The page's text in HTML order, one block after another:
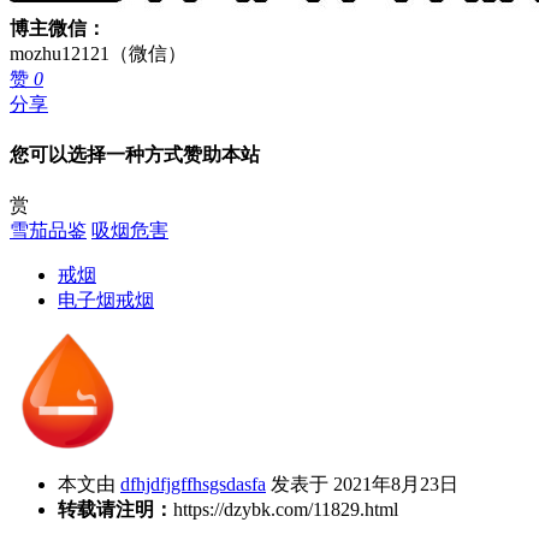
博主微信：
mozhu12121（微信）
赞 0
分享
您可以选择一种方式赞助本站
赏
雪茄品鉴 吸烟危害
戒烟
电子烟戒烟
本文由 dfhjdfjgffhsgsdasfa 发表于 2021年8月23日
转载请注明： https://dzybk.com/11829.html